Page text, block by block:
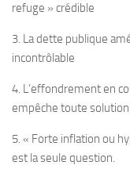
refuge » crédible
3. La dette publique
incontrôlable
4. L’effondrement en
empêche toute
5. « Forte inflation ou
est la seule question.